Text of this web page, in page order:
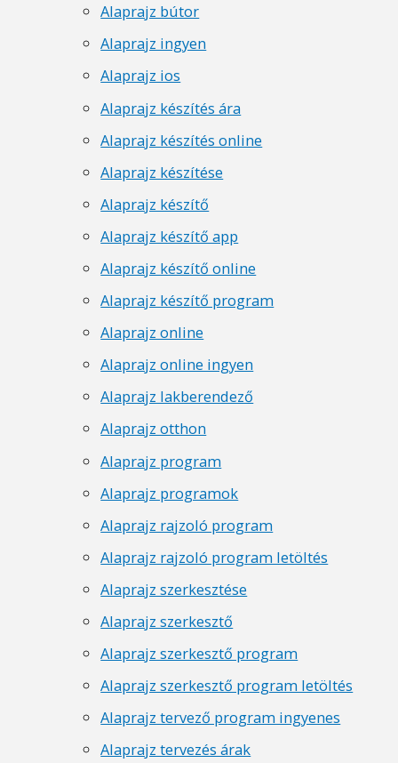
Alaprajz bútor
Alaprajz ingyen
Alaprajz ios
Alaprajz készítés ára
Alaprajz készítés online
Alaprajz készítése
Alaprajz készítő
Alaprajz készítő app
Alaprajz készítő online
Alaprajz készítő program
Alaprajz online
Alaprajz online ingyen
Alaprajz lakberendező
Alaprajz otthon
Alaprajz program
Alaprajz programok
Alaprajz rajzoló program
Alaprajz rajzoló program letöltés
Alaprajz szerkesztése
Alaprajz szerkesztő
Alaprajz szerkesztő program
Alaprajz szerkesztő program letöltés
Alaprajz tervező program ingyenes
Alaprajz tervezés árak